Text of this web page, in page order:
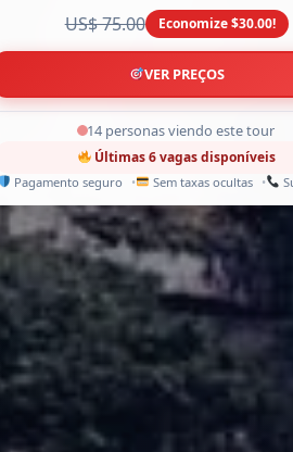
US$ 75.00 Economize $30.00!
VER PREÇOS
12 personas viendo este tour
Últimas 6 vagas disponíveis
Pagamento seguro Sem taxas ocultas